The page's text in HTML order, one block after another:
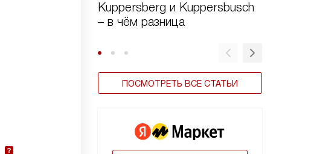
Kuppersberg и Kuppersbusch
– в чём разница
ПОСМОТРЕТЬ ВСЕ СТАТЬИ